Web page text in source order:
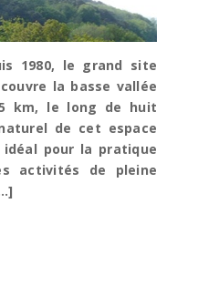
1980, le grand site
la basse vallée
km, le long de huit
de cet espace
pour la pratique
activités de pleine